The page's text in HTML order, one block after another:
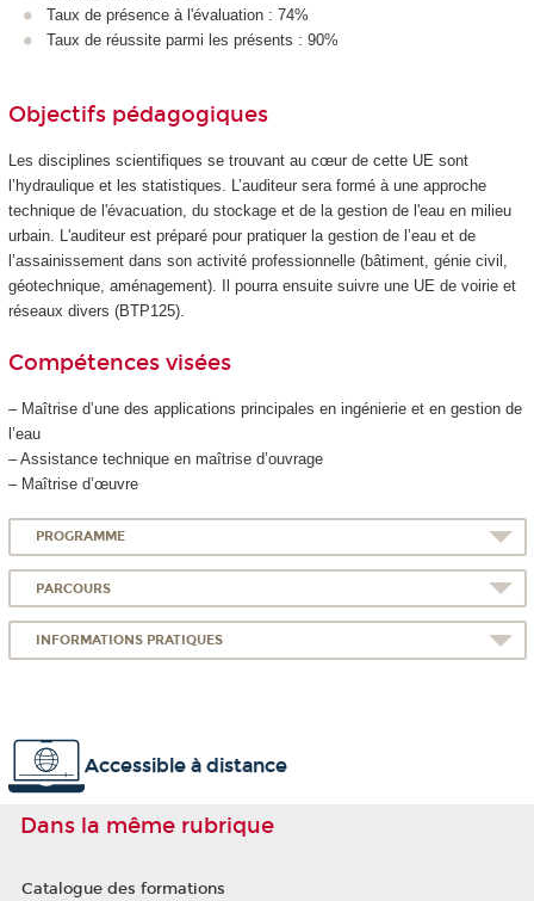
Taux de présence à l'évaluation : 74%
Taux de réussite parmi les présents : 90%
Objectifs pédagogiques
Les disciplines scientifiques se trouvant au cœur de cette UE sont
l’hydraulique et les statistiques. L’auditeur sera formé à une approche
technique de l'évacuation, du stockage et de la gestion de l'eau en milieu
urbain. L'auditeur est préparé pour pratiquer la gestion de l’eau et de
l’assainissement dans son activité professionnelle (bâtiment, génie civil,
géotechnique, aménagement). Il pourra ensuite suivre une UE de voirie et
réseaux divers (BTP125).
Compétences visées
– Maîtrise d’une des applications principales en ingénierie et en gestion de
l’eau
– Assistance technique en maîtrise d’ouvrage
– Maîtrise d’œuvre
PROGRAMME
PARCOURS
INFORMATIONS PRATIQUES
Accessible à distance
Dans la même rubrique
Catalogue des formations